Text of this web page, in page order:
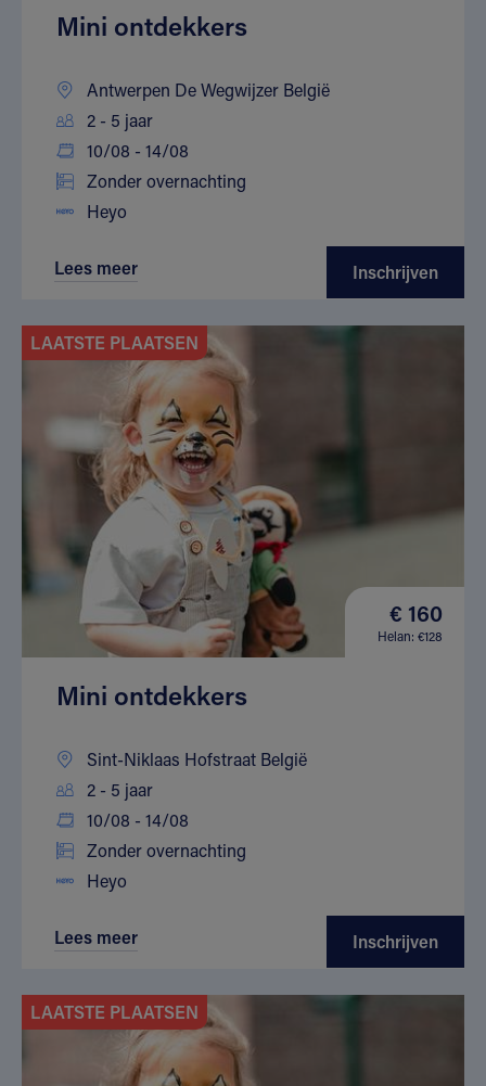
Mini ontdekkers
Antwerpen De Wegwijzer België
2 - 5 jaar
10/08 - 14/08
Zonder overnachting
Heyo
Lees meer Inschrijven
LAATSTE PLAATSEN
€ 160
Helan: €128
Mini ontdekkers
Sint-Niklaas Hofstraat België
2 - 5 jaar
10/08 - 14/08
Zonder overnachting
Heyo
Lees meer Inschrijven
LAATSTE PLAATSEN